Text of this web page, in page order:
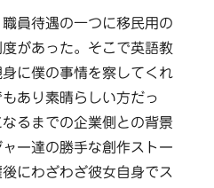
員待遇の一つに移民用の
があった。そこで英語教
に僕の事情を察してくれ
あり素晴らしい方だっ
るまでの企業側との背景
ー達の勝手な創作ストー
にわざわざ彼女自身でス